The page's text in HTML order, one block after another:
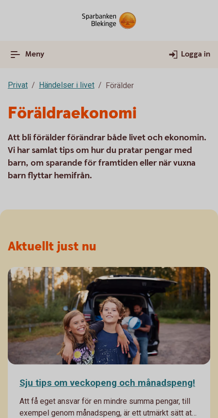
Meny Logga in
Privat Händelser i livet Förälder
Föräldraekonomi
Att bli förälder förändrar både livet och ekonomin.
Vi har samlat tips om hur du pratar pengar med
barn, om sparande för framtiden eller när vuxna
barn flyttar hemifrån.
Aktuellt just nu
Sju tips om veckopeng och månadspeng!
Att få eget ansvar för en mindre summa pengar, till
exempel genom månadspeng, är ett utmärkt sätt att